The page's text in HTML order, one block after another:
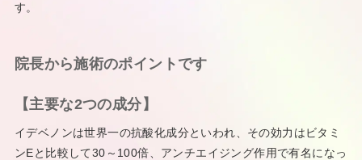
す。
院長から施術のポイントです
【主要な2つの成分】
イデベノンは世界一の抗酸化成分といわれ、その効力はビタミ
ンEと比較して30～100倍、アンチエイジング作用で有名になっ